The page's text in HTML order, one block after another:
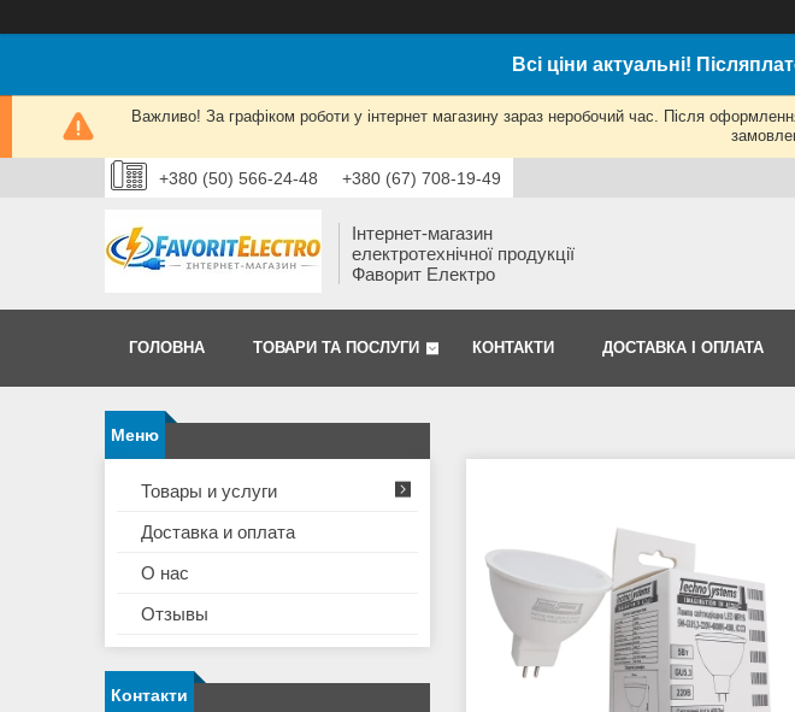
Всі ціни актуальні!
Важливо! За графіком роботи у інтернет магазину зараз неробочий час. Після
+380 (50) 566-24-48 +380 (67) 708-19-49
Інтернет-магазин
електротехнічної продукції
Фаворит Електро
ГОЛОВНА ТОВАРИ ТА ПОСЛУГИ КОНТАКТИ ДОСТАВКА І ОПЛАТА
Товары и услуги
Доставка и оплата
О нас
Отзывы
Контакти